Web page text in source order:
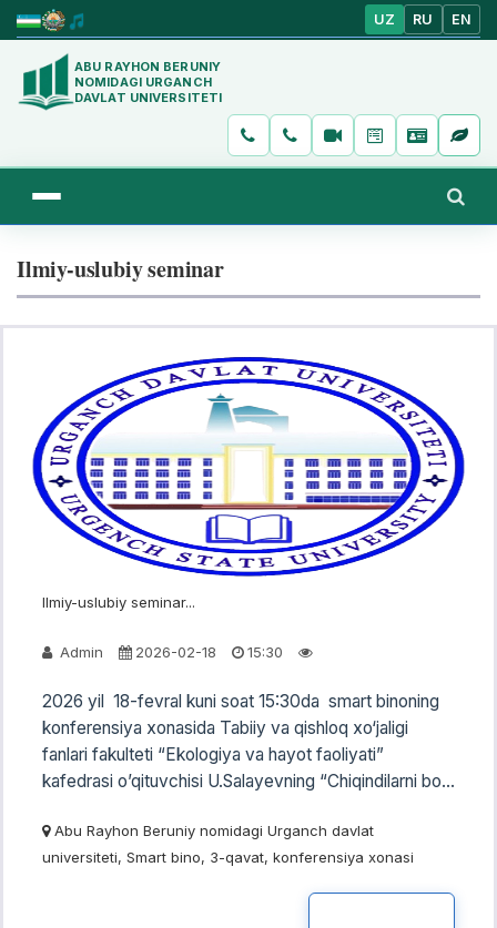
UZ RU EN
ABU RAYHON BERUNIY
NOMIDAGI URGANCH
DAVLAT UNIVERSITETI
Ilmiy-uslubiy seminar
Ilmiy-uslubiy seminar...
Admin 2026-02-18 15:30
2026 yil 18-fevral kuni soat 15:30da smart binoning
konferensiya xonasida Tabiiy va qishloq xo‘jaligi
fanlari fakulteti “Ekologiya va hayot faoliyati”
kafedrasi o’qituvchisi U.Salayevning “Chiqindilarni bo...
Abu Rayhon Beruniy nomidagi Urganch davlat
universiteti, Smart bino, 3-qavat, konferensiya xonasi